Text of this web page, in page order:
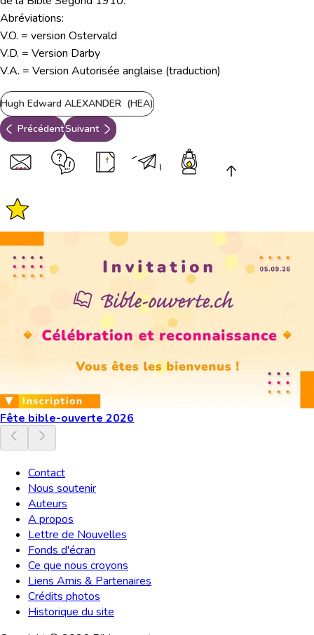
Abréviations:
V.O. = version Ostervald
V.D. = Version Darby
V.A. = Version Autorisée anglaise (traduction)
Hugh Edward ALEXANDER (HEA)
PrécédentSuivant
Fête bible-ouverte 2026
Contact
Nous soutenir
Auteurs
A propos
Lettre de Nouvelles
Fonds d'écran
Ce que nous croyons
Liens Amis & Partenaires
Crédits photos
Historique du site